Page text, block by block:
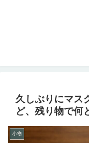
久しぶりにマス
ど、残り物で何
小物